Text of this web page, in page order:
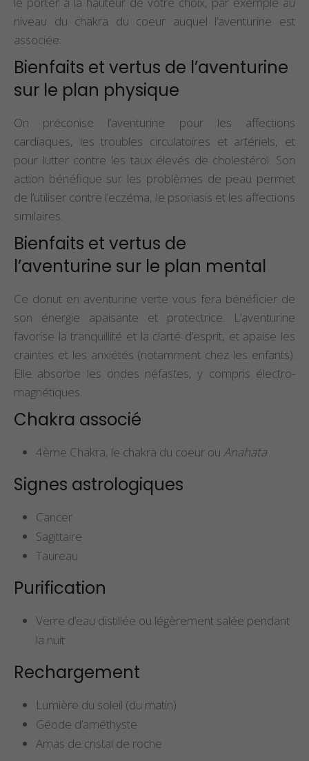
niveau du chakra du coeur auquel l’aventurine est
associée.
Bienfaits et vertus de l’aventurine
sur le plan physique
On préconise l’aventurine pour les affections
cardiaques, les troubles circulatoires et artériels, et
pour lutter contre les taux élevés de cholestérol. Son
action bénéfique sur les problèmes de peau permet
de l’utiliser contre l’eczéma, le psoriasis et les affections
similaires.
Bienfaits et vertus de
l’aventurine sur le plan mental
Ce donut en aventurine verte vous fera bénéficier de
son énergie apaisante et protectrice. L’aventurine
favorise la tranquillité et la clarté d’esprit, et apaise les
craintes et les anxiétés (notamment chez les enfants).
Elle absorbe les ondes néfastes, y compris électro-
magnétiques.
Chakra associé
4ème Chakra, le chakra du coeur ou Anahata
Signes astrologiques
Cancer
Sagittaire
Taureau
Purification
Verre d’eau distillée ou légèrement salée pendant
la nuit
Rechargement
Lumière du soleil (du matin)
Géode d’améthyste
Amas de cristal de roche